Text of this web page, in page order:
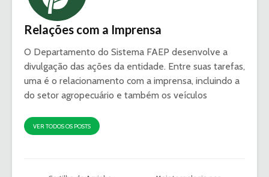
Relações com a Imprensa
O Departamento do Sistema FAEP desenvolve a
divulgação das ações da entidade. Entre suas tarefas,
uma é o relacionamento com a imprensa, incluindo a
do setor agropecuário e também os veículos
VER TODOS OS POSTS